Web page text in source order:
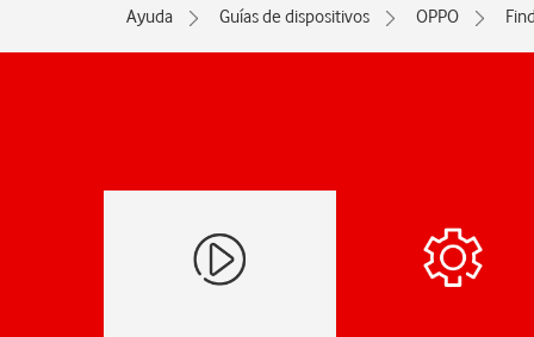
Ayuda Guías de dispositivos OPPO